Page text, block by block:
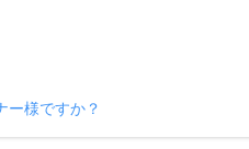
ー様ですか？